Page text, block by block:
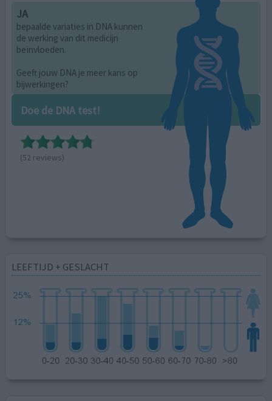
JA
bepaalde variaties in DNA kunnen
de werking van dit medicijn
beïnvloeden.
Geeft jouw DNA je meer kans op
bijwerkingen?
Doe de DNA test!
(52 reviews)
LEEFTIJD + GESLACHT